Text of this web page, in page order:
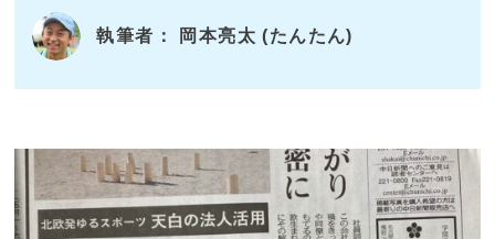
執筆者： 岡本亮太 (たんたん)